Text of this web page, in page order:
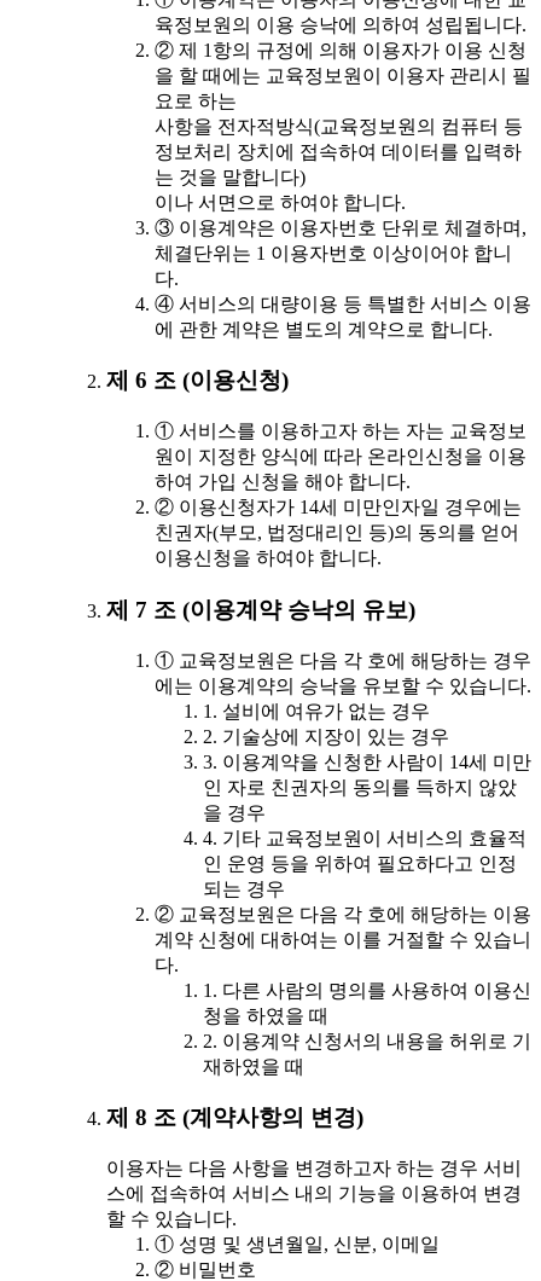
육정보원의 이용 승낙에 의하여 성립됩니다.
② 제 1항의 규정에 의해 이용자가 이용 신청
을 할 때에는 교육정보원이 이용자 관리시 필
요로 하는
사항을 전자적방식(교육정보원의 컴퓨터 등
정보처리 장치에 접속하여 데이터를 입력하
는 것을 말합니다)
이나 서면으로 하여야 합니다.
③ 이용계약은 이용자번호 단위로 체결하며,
체결단위는 1 이용자번호 이상이어야 합니
다.
④ 서비스의 대량이용 등 특별한 서비스 이용
에 관한 계약은 별도의 계약으로 합니다.
제 6 조 (이용신청)
① 서비스를 이용하고자 하는 자는 교육정보
원이 지정한 양식에 따라 온라인신청을 이용
하여 가입 신청을 해야 합니다.
② 이용신청자가 14세 미만인자일 경우에는
친권자(부모, 법정대리인 등)의 동의를 얻어
이용신청을 하여야 합니다.
제 7 조 (이용계약 승낙의 유보)
① 교육정보원은 다음 각 호에 해당하는 경우
에는 이용계약의 승낙을 유보할 수 있습니다.
1. 설비에 여유가 없는 경우
2. 기술상에 지장이 있는 경우
3. 이용계약을 신청한 사람이 14세 미만
인 자로 친권자의 동의를 득하지 않았
을 경우
4. 기타 교육정보원이 서비스의 효율적
인 운영 등을 위하여 필요하다고 인정
되는 경우
② 교육정보원은 다음 각 호에 해당하는 이용
계약 신청에 대하여는 이를 거절할 수 있습니
다.
1. 다른 사람의 명의를 사용하여 이용신
청을 하였을 때
2. 이용계약 신청서의 내용을 허위로 기
재하였을 때
제 8 조 (계약사항의 변경)
이용자는 다음 사항을 변경하고자 하는 경우 서비
스에 접속하여 서비스 내의 기능을 이용하여 변경
할 수 있습니다.
① 성명 및 생년월일, 신분, 이메일
② 비밀번호